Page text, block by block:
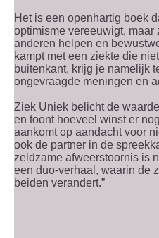
Het is een openhartig boek
optimisme vereeuwigt, maar
anderen helpen en
kampt met een ziekte die
buitenkant, krijg je namelijk
ongevraagde meningen en
Ziek Uniek belicht de
en toont hoeveel winst er
aankomt op aandacht voor
ook de partner in de
zeldzame afweerstoornis is
een duo-verhaal, waarin de
beiden verandert.”